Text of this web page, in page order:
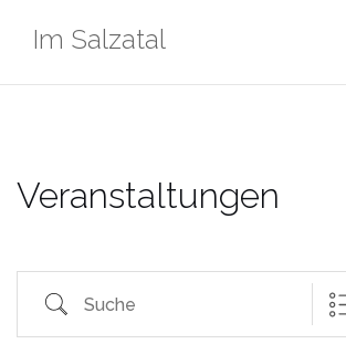
InhaltIm Salzatal
Veranstaltungen
Suche